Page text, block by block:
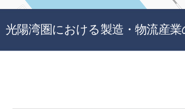
光陽湾圏における製造・物流産